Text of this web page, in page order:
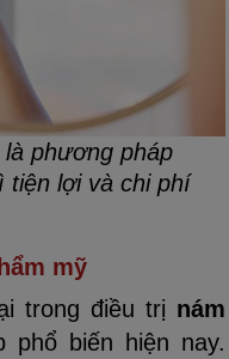
phương pháp
tiện lợi và chi phí
mỹ
trong điều trị nám
phổ biến hiện nay.